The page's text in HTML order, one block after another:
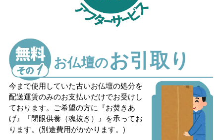
お仏壇のお引取り
今まで使用していた古いお仏壇の処分を
配送運賃のみのお支払いだけでお受けし
ております。ご希望の方に『お焚きあ
げ』『閉眼供養（魂抜き）』を承ってお
ります。(別途費用がかかります。)